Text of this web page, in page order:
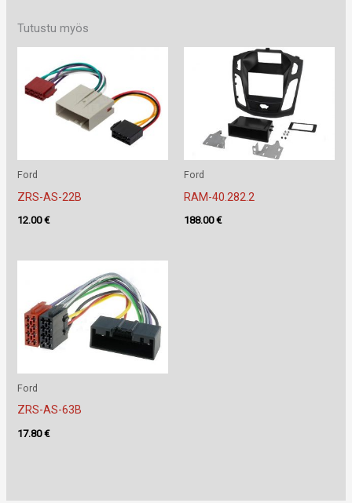
Tutustu myös
Ford
ZRS-AS-22B
12.00€
Ford
RAM-40.282.2
188.00€
Ford
ZRS-AS-63B
17.80€